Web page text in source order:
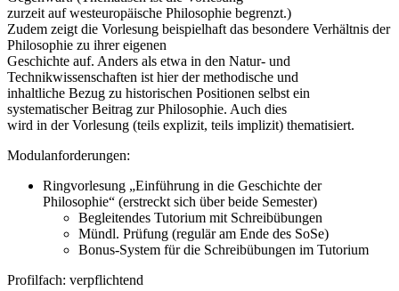
zurzeit auf westeuropäische Philosophie begrenzt.)
Zudem zeigt die Vorlesung beispielhaft das besondere Verhältnis der
Philosophie zu ihrer eigenen
Geschichte auf. Anders als etwa in den Natur- und
Technikwissenschaften ist hier der methodische und
inhaltliche Bezug zu historischen Positionen selbst ein
systematischer Beitrag zur Philosophie. Auch dies
wird in der Vorlesung (teils explizit, teils implizit) thematisiert.
Modulanforderungen:
Ringvorlesung „Einführung in die Geschichte der
Philosophie“ (erstreckt sich über beide Semester)
Begleitendes Tutorium mit Schreibübungen
Mündl. Prüfung (regulär am Ende des SoSe)
Bonus-System für die Schreibübungen im Tutorium
Profilfach: verpflichtend